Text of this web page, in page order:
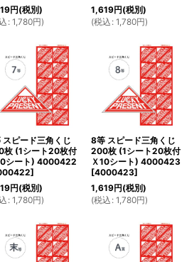
円(税別)
: 1,780円)
1,619円(税別)
(税込 : 1,780円)
スピード三角くじ
枚 (1シート20枚付
シート) 4000422
]
円(税別)
: 1,780円)
8等 スピード三角くじ
200枚 (1シート20枚付
Ｘ10シート) 4000423
[4000423]
1,619円(税別)
(税込 : 1,780円)